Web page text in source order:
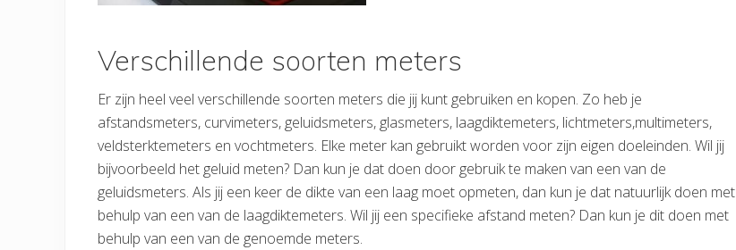
Verschillende soorten meters
Er zijn heel veel verschillende soorten meters die jij kunt gebruiken en kopen. Zo heb je
afstandsmeters, curvimeters, geluidsmeters, glasmeters, laagdiktemeters, lichtmeters,multimeters,
veldsterktemeters en vochtmeters. Elke meter kan gebruikt worden voor zijn eigen doeleinden. Wil jij
bijvoorbeeld het geluid meten? Dan kun je dat doen door gebruik te maken van een van de
geluidsmeters. Als jij een keer de dikte van een laag moet opmeten, dan kun je dat natuurlijk doen met
behulp van een van de laagdiktemeters. Wil jij een specifieke afstand meten? Dan kun je dit doen met
behulp van een van de genoemde meters.